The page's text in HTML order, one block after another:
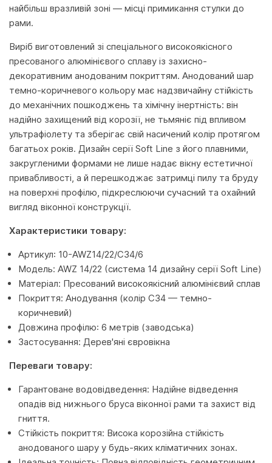
найбільш вразливій зоні — місці примикання стулки до
рами.
Виріб виготовлений зі спеціального високоякісного
пресованого алюмінієвого сплаву із захисно-
декоративним анодованим покриттям. Анодований шар
темно-коричневого кольору має надзвичайну стійкість
до механічних пошкоджень та хімічну інертність: він
надійно захищений від корозії, не тьмяніє під впливом
ультрафіолету та зберігає свій насичений колір протягом
багатьох років. Дизайн серії Soft Line з його плавними,
закругленими формами не лише надає вікну естетичної
привабливості, а й перешкоджає затримці пилу та бруду
на поверхні профілю, підкреслюючи сучасний та охайний
вигляд віконної конструкції.
Характеристики товару:
Артикул: 10-AWZ14/22/C34/6
Модель: AWZ 14/22 (система 14 дизайну серії Soft Line)
Матеріал: Пресований високоякісний алюмінієвий сплав
Покриття: Анодування (колір С34 — темно-
коричневий)
Довжина профілю: 6 метрів (заводська)
Застосування: Дерев'яні євровікна
Переваги товару:
Гарантоване водовідведення: Надійне відведення
опадів від нижнього бруса віконної рами та захист від
гниття.
Стійкість покриття: Висока корозійна стійкість
анодованого шару у будь-яких кліматичних зонах.